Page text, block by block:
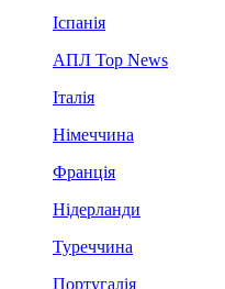
Іспанія
АПЛ Top News
Італія
Німеччина
Франція
Нідерланди
Туреччина
Португалія